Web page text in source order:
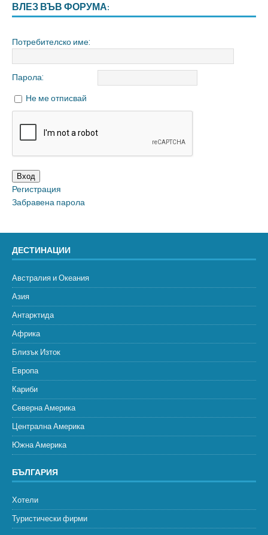
ВЛЕЗ ВЪВ ФОРУМА:
Потребителско име:
Парола:
Не ме отписвай
Вход
Регистрация
Забравена парола
ДЕСТИНАЦИИ
Австралия и Океания
Азия
Антарктида
Африка
Близък Изток
Европа
Кариби
Северна Америка
Централна Америка
Южна Америка
БЪЛГАРИЯ
Хотели
Туристически фирми